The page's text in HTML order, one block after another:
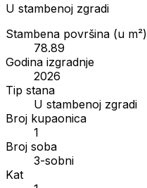
U stambenoj zgradi
Stambena površina (u m²)
78.89
Godina izgradnje
2026
Tip stana
U stambenoj zgradi
Broj kupaonica
1
Broj soba
3-sobni
Kat